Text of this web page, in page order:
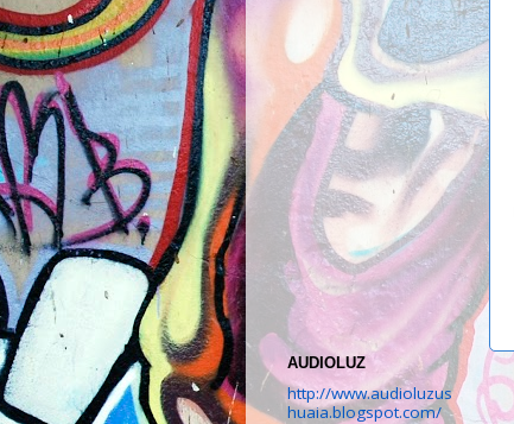
AUDIOLUZ
http://www.audioluzus
huaia.blogspot.com/